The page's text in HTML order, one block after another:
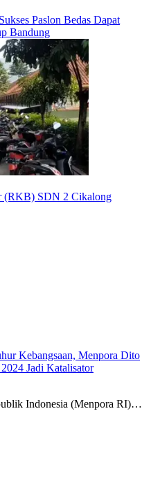
Paslon Bedas Dapat
Bandung
(RKB) SDN 2 Cikalong
Kebangsaan, Menpora Dito
Jadi Katalisator
Indonesia (Menpora RI)…